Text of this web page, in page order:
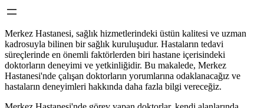
Merkez Hastanesi, sağlık hizmetlerindeki üstün kalitesi ve uzman
kadrosuyla bilinen bir sağlık kuruluşudur. Hastaların tedavi
süreçlerinde en önemli faktörlerden biri hastane içerisindeki
doktorların deneyimi ve yetkinliğidir. Bu makalede, Merkez
Hastanesi'nde çalışan doktorların yorumlarına odaklanacağız ve
hastaların deneyimleri hakkında daha fazla bilgi vereceğiz.